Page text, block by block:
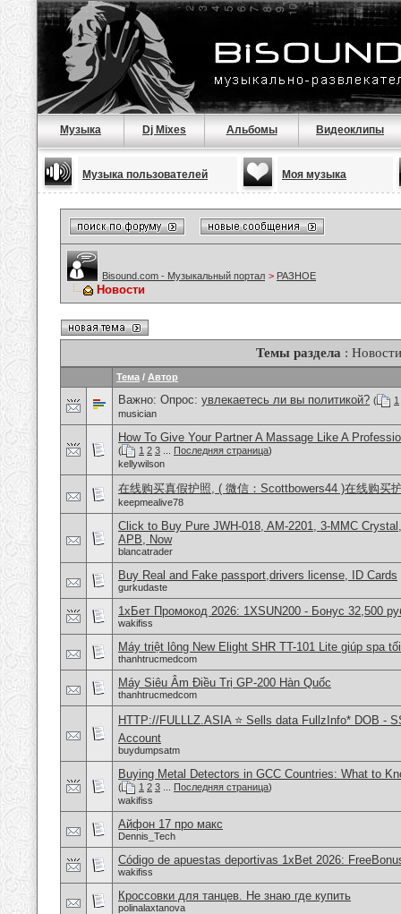
Музыка Dj Mixes Альбомы Видеоклипы
Музыка пользователей Моя музыка
Bisound.com - Музыкальный портал > РАЗНОЕ
Новости
Темы раздела : Новости
Тема / Автор
Важно: Опрос: увлекаетесь ли вы политикой? (
1
musician
How To Give Your Partner A Massage Like A
( 1 2 3 Последняя страница)
kellywilson
在线购买真假护照, ( 微信：Scottbowers44 )在线购买
keepmealive78
Click to Buy Pure JWH-018, AM-2201, 3-MMC
APB, Now
blancatrader
Buy Real and Fake passport,drivers license, ID Cards
gurkudaste
1хБет Промокод 2026: 1XSUN200 - Бонус 32,500
wakifiss
Máy triệt lông New Elight SHR TT-101 Lite giúp spa
thanhtrucmedcom
Máy Siêu Âm Điều Trị GP-200 Hàn Quốc
thanhtrucmedcom
HTTP://FULLLZ.ASIA ⭐️ Sells data FullzInfo* DOB -
Account
buydumpsatm
Buying Metal Detectors in GCC Countries: What to
( 1 2 3 Последняя страница)
wakifiss
Айфон 17 про макс
Dennis_Tech
Código de apuestas deportivas 1xBet 2026:
wakifiss
Кроссовки для танцев. Не знаю где купить
polinalaxtanova